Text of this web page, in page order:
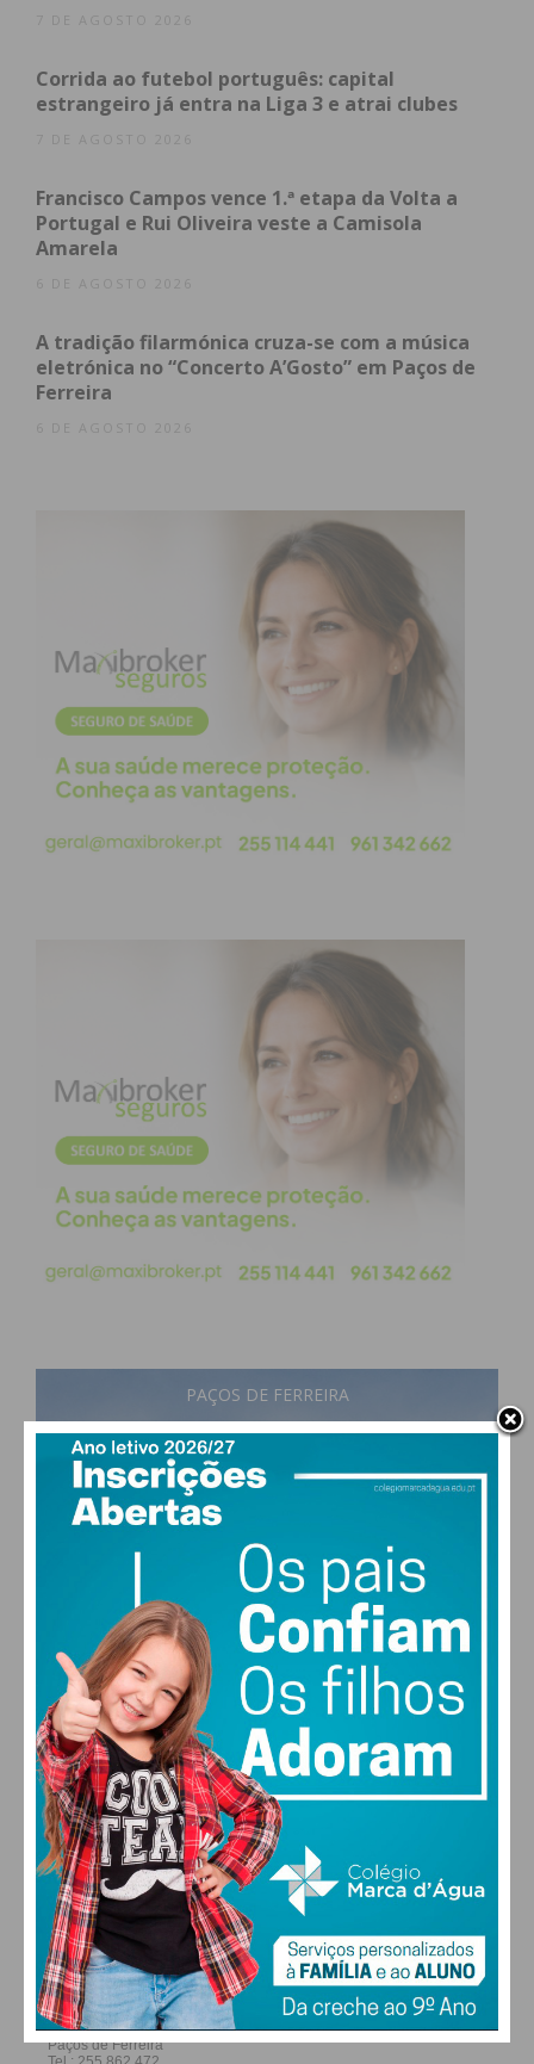
condições
7 DE AGOSTO 2026
Corrida ao futebol português: capital
estrangeiro já entra na Liga 3 e atrai clubes
7 DE AGOSTO 2026
Francisco Campos vence 1.ª etapa da Volta a
Portugal e Rui Oliveira veste a Camisola
Amarela
6 DE AGOSTO 2026
A tradição filarmónica cruza-se com a música
eletrónica no “Concerto A’Gosto” em Paços de
Ferreira
6 DE AGOSTO 2026
PAÇOS DE FERREIRA
30°
46% humidade
vento: 5m/s O
29°
SEX
27
SÁB
28
DOM
29
SEG
ALTERAR
FARMACIAS DE SERVIÇO EM PAÇOS DE
FERREIRA